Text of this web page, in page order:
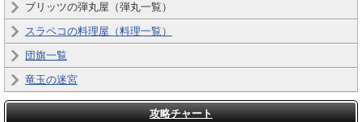
ブリッツの弾丸屋（弾丸一覧）
スラペコの料理屋（料理一覧）
団旗一覧
竜玉の迷宮
攻略チャート